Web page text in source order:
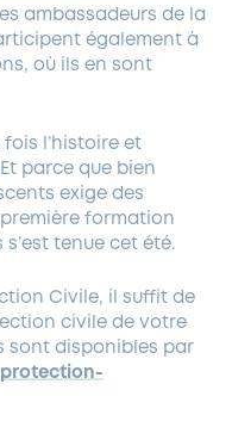
ambassadeurs de la
également à
où ils en sont
fois l’histoire et
parce que bien
exige des
formation
tenue cet été.
Civile, il suffit de
civile de votre
sont disponibles par